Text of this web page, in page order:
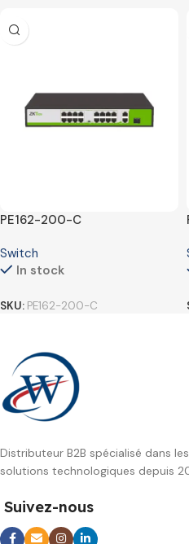
PE162-200-C
Switch
In stock
SKU: PE162-200-C
Distributeur B2B spécialisé dans les
solutions technologiques depuis
Suivez-nous